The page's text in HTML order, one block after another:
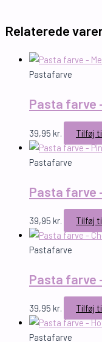
Relaterede
Pastafarve
Pasta farve
39,95 kr. Tilføj
Pastafarve
Pasta farve
39,95 kr. Tilføj
Pastafarve
Pasta farve
39,95 kr. Tilføj
Pastafarve